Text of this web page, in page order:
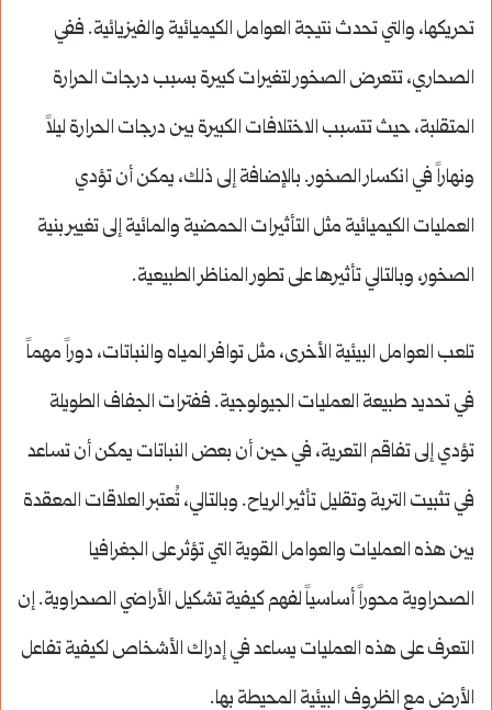
تحريكها، والتي تحدث نتيجة العوامل الكيميائية والفيزيائية. ففي
الصحاري، تتعرض الصخور لتغيرات كبيرة بسبب درجات الحرارة
المتقلبة، حيث تتسبب الاختلافات الكبيرة بين درجات الحرارة ليلاً
ونهاراً في انكسار الصخور. بالإضافة إلى ذلك، يمكن أن تؤدي
العمليات الكيميائية مثل التأثيرات الحمضية والمائية إلى تغيير بنية
الصخور، وبالتالي تأثيرها على تطور المناظر الطبيعية.
تلعب العوامل البيئية الأخرى، مثل توافر المياه والنباتات، دوراً مهماً
في تحديد طبيعة العمليات الجيولوجية. ففترات الجفاف الطويلة
تؤدي إلى تفاقم التعرية، في حين أن بعض النباتات يمكن أن تساعد
في تثبيت التربة وتقليل تأثير الرياح. وبالتالي، تُعتبر العلاقات المعقدة
بين هذه العمليات والعوامل القوية التي تؤثر على الجغرافيا
الصحراوية محوراً أساسياً لفهم كيفية تشكيل الأراضي الصحراوية. إن
التعرف على هذه العمليات يساعد في إدراك الأشخاص لكيفية تفاعل
الأرض مع الظروف البيئية المحيطة بها.